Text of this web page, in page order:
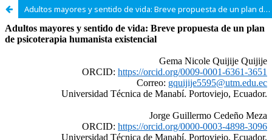
Adultos mayores y sentido de vida: Breve propuesta de un plan de psicoterapia humanista existencial